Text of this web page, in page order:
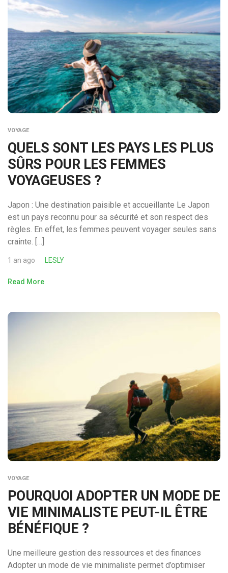
VOYAGE
QUELS SONT LES PAYS LES PLUS
SÛRS POUR LES FEMMES
VOYAGEUSES ?
Japon : Une destination paisible et accueillante Le Japon
est un pays reconnu pour sa sécurité et son respect des
règles. En effet, les femmes peuvent voyager seules sans
crainte. […]
1 an ago LESLY
Read More
VOYAGE
POURQUOI ADOPTER UN MODE DE
VIE MINIMALISTE PEUT-IL ÊTRE
BÉNÉFIQUE ?
Une meilleure gestion des ressources et des finances
Adopter un mode de vie minimaliste permet d’optimiser